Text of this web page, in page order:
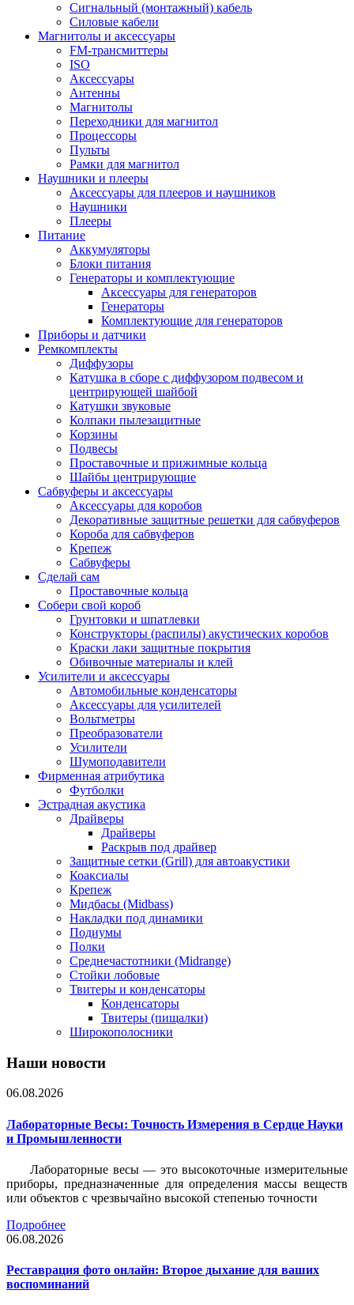
Сигнальный (монтажный) кабель
Силовые кабели
Магнитолы и аксессуары
FM-трансмиттеры
ISO
Аксессуары
Антенны
Магнитолы
Переходники для магнитол
Процессоры
Пульты
Рамки для магнитол
Наушники и плееры
Аксессуары для плееров и наушников
Наушники
Плееры
Питание
Аккумуляторы
Блоки питания
Генераторы и комплектующие
Аксессуары для генераторов
Генераторы
Комплектующие для генераторов
Приборы и датчики
Ремкомплекты
Диффузоры
Катушка в сборе с диффузором подвесом и
центрирующей шайбой
Катушки звуковые
Колпаки пылезащитные
Корзины
Подвесы
Проставочные и прижимные кольца
Шайбы центрирующие
Сабвуферы и аксессуары
Аксессуары для коробов
Декоративные защитные решетки для сабвуферов
Короба для сабвуферов
Крепеж
Сабвуферы
Сделай сам
Проставочные кольца
Собери свой короб
Грунтовки и шпатлевки
Конструкторы (распилы) акустических коробов
Краски лаки защитные покрытия
Обивочные материалы и клей
Усилители и аксессуары
Автомобильные конденсаторы
Аксессуары для усилителей
Вольтметры
Преобразователи
Усилители
Шумоподавители
Фирменная атрибутика
Футболки
Эстрадная акустика
Драйверы
Драйверы
Раскрыв под драйвер
Защитные сетки (Grill) для автоакустики
Коаксиалы
Крепеж
Мидбасы (Midbass)
Накладки под динамики
Подиумы
Полки
Среднечастотники (Midrange)
Стойки лобовые
Твитеры и конденсаторы
Конденсаторы
Твитеры (пищалки)
Широкополосники
Наши новости
06.08.2026
Лабораторные Весы: Точность Измерения в Сердце Науки
и Промышленности
Лабораторные весы — это высокоточные измерительные
приборы, предназначенные для определения массы веществ
или объектов с чрезвычайно высокой степенью точности
Подробнее
06.08.2026
Реставрация фото онлайн: Второе дыхание для ваших
воспоминаний